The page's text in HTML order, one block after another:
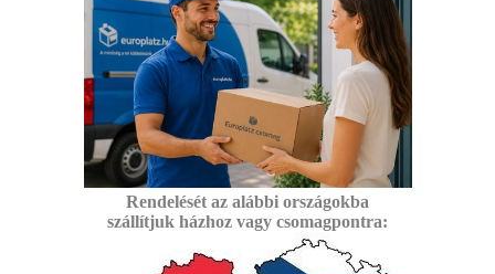
Rendelését az alábbi országokba
szállítjuk házhoz vagy csomagpontra: